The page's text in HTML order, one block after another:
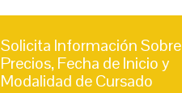
Solicita Información Sobre
Precios, Fecha de Inicio y
Modalidad de Cursado